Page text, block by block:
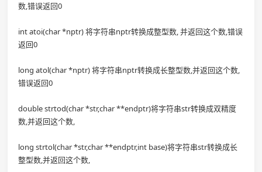
数,错误返回0
int atoi(char *nptr) 将字符串nptr转换成整型数, 并返回这个数,错误
返回0
long atol(char *nptr) 将字符串nptr转换成长整型数,并返回这个数,
错误返回0
double strtod(char *str,char **endptr)将字符串str转换成双精度
数,并返回这个数,
long strtol(char *str,char **endptr,int base)将字符串str转换成长
整型数,并返回这个数,